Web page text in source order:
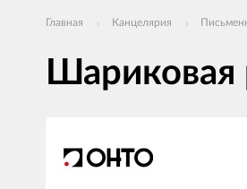
Главная Канцелярия
Шариковая